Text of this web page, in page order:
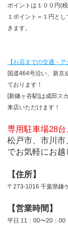
ポイントは１００円(
１ポイント＝１円と
きます。
【お店までの交通・ア
国道464号沿い、新京
ております！
[新鎌ヶ谷駅]は成田ス
来店いただけます！
専用駐車場28
松戸市、市川
でお気軽にお越
【住所】
〒273-1016 千葉県鎌
【営業時間】
平日 11：00〜20：00